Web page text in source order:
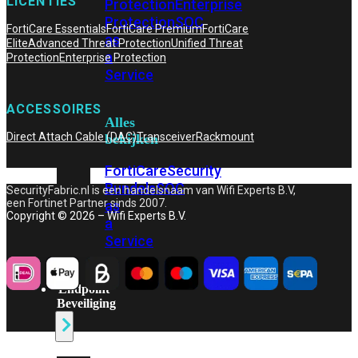
ProtectionEnterprise
ProtectionSOC
as
a
Service
Alles
bekijken
FortiCareSecurity
BundelsSOC
as
a
Service
Endpoint
Beveiliging
FortiCare EssentialsFortiCare PremiumFortiCare
EliteAdvanced Threat ProtectionUnified Threat
ProtectionEnterprise Protection
ACCESSOIRES
Direct Attach Cable (DAC)TransceiverRackmount
SecurityFabric.nl is een handelsnaam van Wifi Experts B.V,
een Fortinet Partner sinds 2007.
Copyright © 2026 – Wifi Experts B.V.